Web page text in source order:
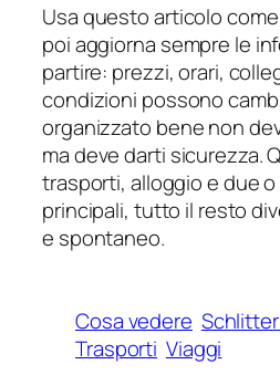
Usa questo articolo
poi aggiorna sempre le
partire: prezzi, orari,
condizioni possono
organizzato bene non
ma deve darti sicurezza.
trasporti, alloggio e due
principali, tutto il resto
e spontaneo.
Cosa vedere
Trasporti Viaggi